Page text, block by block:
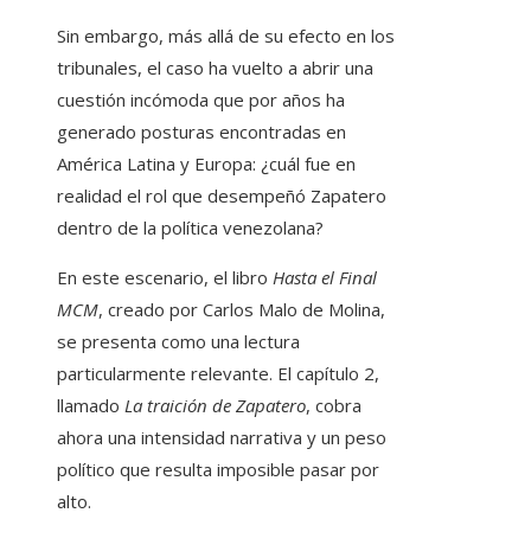
Sin embargo, más allá de su efecto en los
tribunales, el caso ha vuelto a abrir una
cuestión incómoda que por años ha
generado posturas encontradas en
América Latina y Europa: ¿cuál fue en
realidad el rol que desempeñó Zapatero
dentro de la política venezolana?
En este escenario, el libro Hasta el Final
MCM, creado por Carlos Malo de Molina,
se presenta como una lectura
particularmente relevante. El capítulo 2,
llamado La traición de Zapatero, cobra
ahora una intensidad narrativa y un peso
político que resulta imposible pasar por
alto.